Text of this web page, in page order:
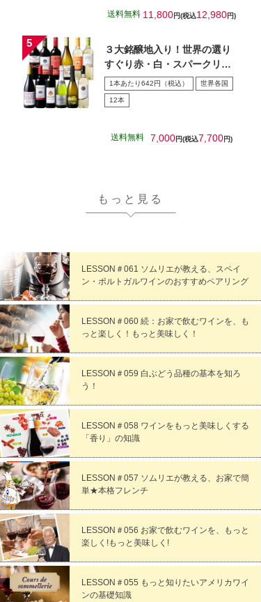
送料無料 11,800円(税込12,980円)
３大銘醸地入り！世界の選り
すぐり赤・白・スパークリン
グワイン飲み比べ１2本セッ
ト…
1本あたり642円（税込） 世界各国
12本
送料無料 7,000円(税込7,700円)
もっと見る
LESSON＃061 ソムリエが教える、スペイ
ン・ポルトガルワインのおすすめペアリング
LESSON＃060 続：お家で飲むワインを、も
っと楽しく！もっと美味しく！
LESSON＃059 白ぶどう品種の基本を知ろ
う！
LESSON＃058 ワインをもっと美味しくする
「香り」の知識
LESSON＃057 ソムリエが教える、お家で簡
単★本格フレンチ
LESSON＃056 お家で飲むワインを、もっと
楽しく!もっと美味しく!
LESSON＃055 もっと知りたいアメリカワイ
ンの基礎知識